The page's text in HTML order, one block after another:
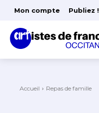
Mon compte Publiez !
Accueil Repas de famille